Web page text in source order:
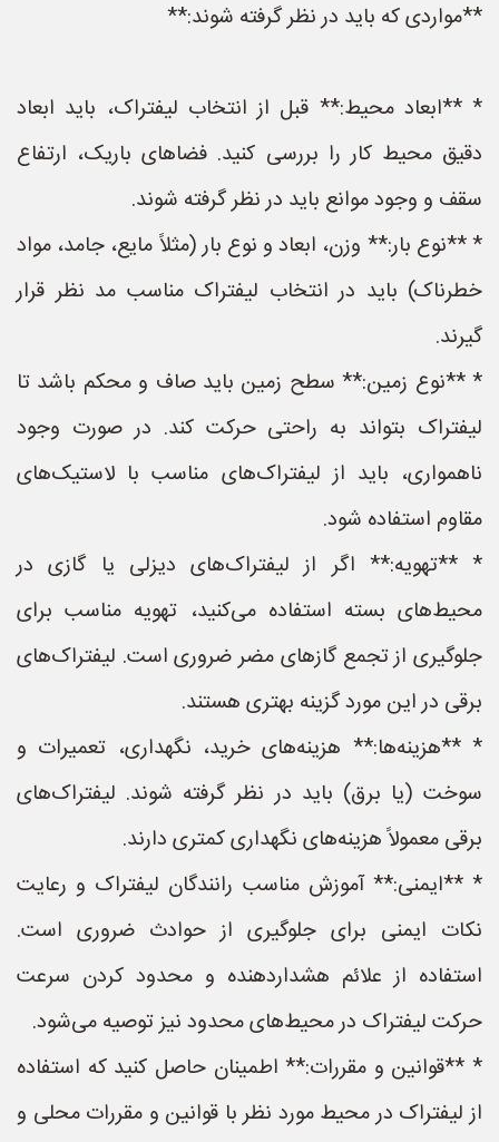
**مواردی که باید در نظر گرفته شوند:**
* **ابعاد محیط:** قبل از انتخاب لیفتراک، باید ابعاد
دقیق محیط کار را بررسی کنید. فضاهای باریک، ارتفاع
سقف و وجود موانع باید در نظر گرفته شوند.
* **نوع بار:** وزن، ابعاد و نوع بار (مثلاً مایع، جامد، مواد
خطرناک) باید در انتخاب لیفتراک مناسب مد نظر قرار
گیرند.
* **نوع زمین:** سطح زمین باید صاف و محکم باشد تا
لیفتراک بتواند به راحتی حرکت کند. در صورت وجود
ناهمواری، باید از لیفتراک‌های مناسب با لاستیک‌های
مقاوم استفاده شود.
* **تهویه:** اگر از لیفتراک‌های دیزلی یا گازی در
محیط‌های بسته استفاده می‌کنید، تهویه مناسب برای
جلوگیری از تجمع گازهای مضر ضروری است. لیفتراک‌های
برقی در این مورد گزینه بهتری هستند.
* **هزینه‌ها:** هزینه‌های خرید، نگهداری، تعمیرات و
سوخت (یا برق) باید در نظر گرفته شوند. لیفتراک‌های
برقی معمولاً هزینه‌های نگهداری کمتری دارند.
* **ایمنی:** آموزش مناسب رانندگان لیفتراک و رعایت
نکات ایمنی برای جلوگیری از حوادث ضروری است.
استفاده از علائم هشداردهنده و محدود کردن سرعت
حرکت لیفتراک در محیط‌های محدود نیز توصیه می‌شود.
* **قوانین و مقررات:** اطمینان حاصل کنید که استفاده
از لیفتراک در محیط مورد نظر با قوانین و مقررات محلی و